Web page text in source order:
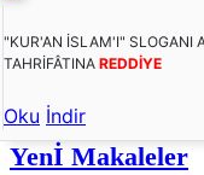
"KUR'AN İSLAM'I" SLOGANI
TAHRİFÂTINA REDDİYE
Oku İndir
Yenİ Makaleler